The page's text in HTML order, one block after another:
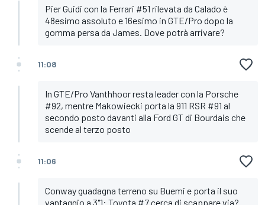
Pier Guidi con la Ferrari #51 rilevata da Calado è
48esimo assoluto e 16esimo in GTE/Pro dopo la
gomma persa da James. Dove potrà arrivare?
11:08
In GTE/Pro Vanthhoor resta leader con la Porsche
#92, mentre Makowiecki porta la 911 RSR #91 al
secondo posto davanti alla Ford GT di Bourdais che
scende al terzo posto
11:06
Conway guadagna terreno su Buemi e porta il suo
vantaggio a 3"1: Toyota #7 cerca di scappare via?